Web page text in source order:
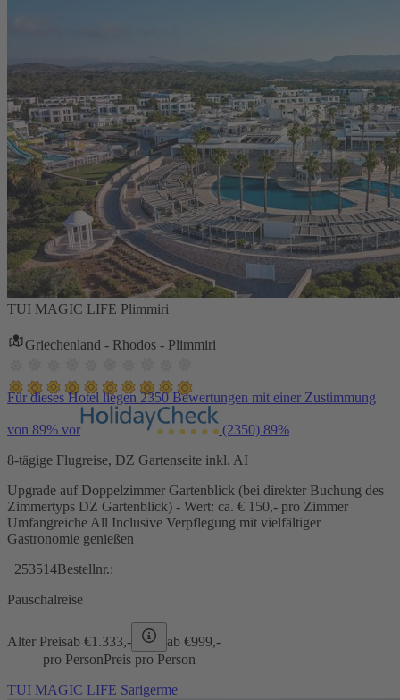
TUI MAGIC LIFE Plimmiri
Griechenland - Rhodos - Plimmiri
Für dieses Hotel liegen 2350 Bewertungen mit einer Zustimmung
von 89% vor (2350) 89%
8-tägige Flugreise, DZ Gartenseite inkl. AI
Upgrade auf Doppelzimmer Gartenblick (bei direkter Buchung des
Zimmertyps DZ Gartenblick) - Wert: ca. € 150,- pro Zimmer
Umfangreiche All Inclusive Verpflegung mit vielfältiger
Gastronomie genießen
253514Bestellnr.:
Pauschalreise
Alter Preisab €1.333,- ab €999,-
pro PersonPreis pro Person
TUI MAGIC LIFE Sarigerme